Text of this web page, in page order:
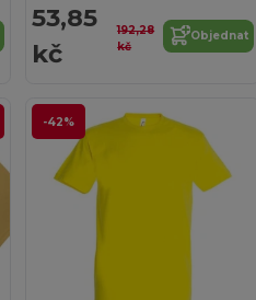
53,85
kč
192,28
kč
Objednat
-42%